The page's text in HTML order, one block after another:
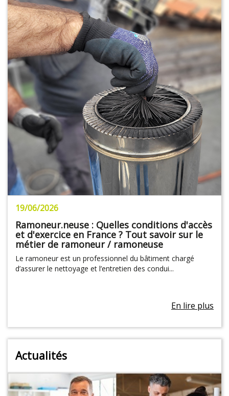
19/06/2026
Ramoneur.neuse : Quelles conditions d'accès
et d'exercice en France ? Tout savoir sur le
métier de ramoneur / ramoneuse
Le ramoneur est un professionnel du bâtiment chargé
d’assurer le nettoyage et l’entretien des condui...
En lire plus
Actualités